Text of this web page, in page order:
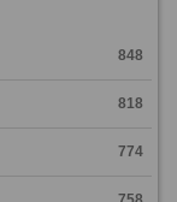
848
818
774